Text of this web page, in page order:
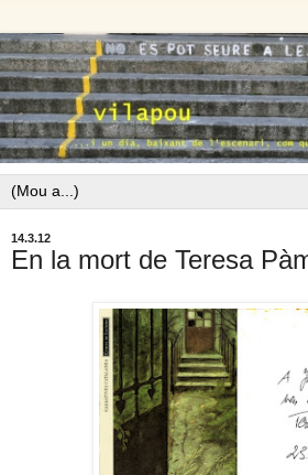
14.3.12
En la mort de Teresa